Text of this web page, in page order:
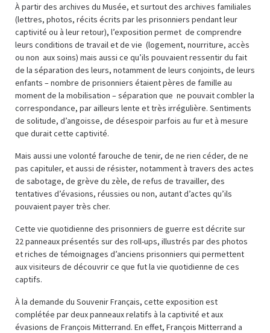
À partir des archives du Musée, et surtout des archives familiales
(lettres, photos, récits écrits par les prisonniers pendant leur
captivité ou à leur retour), l’exposition permet de comprendre
leurs conditions de travail et de vie (logement, nourriture, accès
ou non aux soins) mais aussi ce qu’ils pouvaient ressentir du fait
de la séparation des leurs, notamment de leurs conjoints, de leurs
enfants – nombre de prisonniers étaient pères de famille au
moment de la mobilisation – séparation que ne pouvait combler la
correspondance, par ailleurs lente et très irrégulière. Sentiments
de solitude, d’angoisse, de désespoir parfois au fur et à mesure
que durait cette captivité.
Mais aussi une volonté farouche de tenir, de ne rien céder, de ne
pas capituler, et aussi de résister, notamment à travers des actes
de sabotage, de grève du zèle, de refus de travailler, des
tentatives d’évasions, réussies ou non, autant d’actes qu’ils
pouvaient payer très cher.
Cette vie quotidienne des prisonniers de guerre est décrite sur
22 panneaux présentés sur des roll-ups, illustrés par des photos
et riches de témoignages d’anciens prisonniers qui permettent
aux visiteurs de découvrir ce que fut la vie quotidienne de ces
captifs.
À la demande du Souvenir Français, cette exposition est
complétée par deux panneaux relatifs à la captivité et aux
évasions de François Mitterrand. En effet, François Mitterrand a